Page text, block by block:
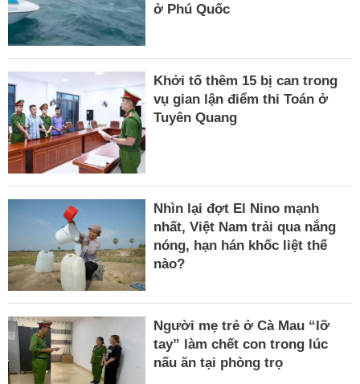
ở Phú Quốc
Khởi tố thêm 15 bị can trong
vụ gian lận điểm thi Toán ở
Tuyên Quang
Nhìn lại đợt El Nino mạnh
nhất, Việt Nam trải qua nắng
nóng, hạn hán khốc liệt thế
nào?
Người mẹ trẻ ở Cà Mau “lỡ
tay” làm chết con trong lúc
nấu ăn tại phòng trọ